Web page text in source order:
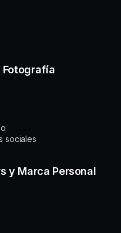
sociales
y Marca Personal